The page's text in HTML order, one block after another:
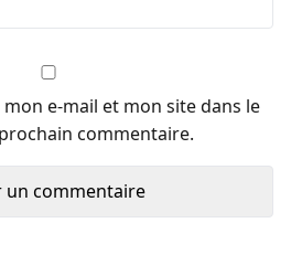
e-mail et mon site dans le
commentaire.